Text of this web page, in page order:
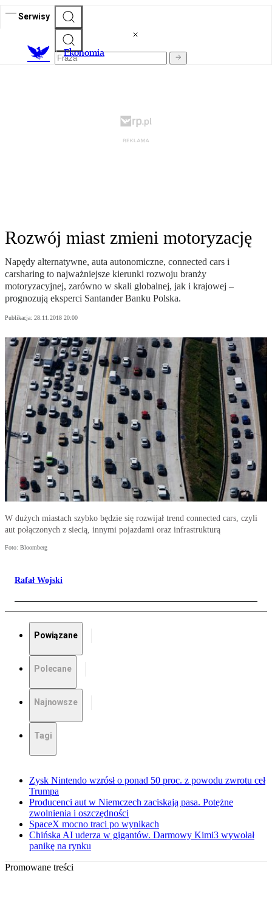
Serwisy
Ekonomia
Rozwój miast zmieni motoryzację
Napędy alternatywne, auta autonomiczne, connected cars i
carsharing to najważniejsze kierunki rozwoju branży
motoryzacyjnej, zarówno w skali globalnej, jak i krajowej –
prognozują eksperci Santander Banku Polska.
Publikacja: 28.11.2018 20:00
W dużych miastach szybko będzie się rozwijał trend connected cars, czyli
aut połączonych z siecią, innymi pojazdami oraz infrastrukturą
Foto: Bloomberg
Rafał Wojski
Powiązane
Polecane
Najnowsze
Tagi
Zysk Nintendo wzrósł o ponad 50 proc. z powodu zwrotu ceł
Trumpa
Producenci aut w Niemczech zaciskają pasa. Potężne
zwolnienia i oszczędności
SpaceX mocno traci po wynikach
Chińska AI uderza w gigantów. Darmowy Kimi3 wywołał
panikę na rynku
Promowane treści